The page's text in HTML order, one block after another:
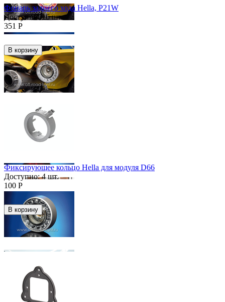
Скидка61%
Фонарь заднего хода Hella, P21W
Доступно: 16 шт.
351 Р
В корзину
Фиксирующее кольцо Hella для модуля D66
Доступно: 4 шт.
100 Р
В корзину